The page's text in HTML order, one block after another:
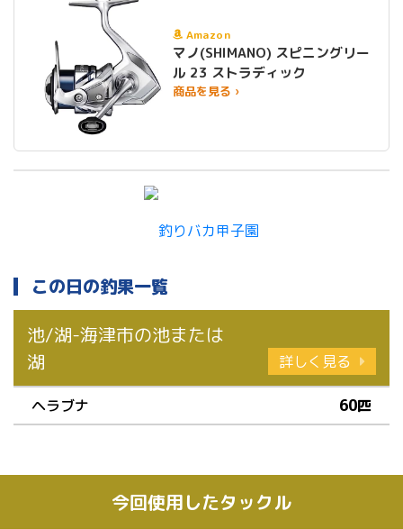
Amazon
マノ(SHIMANO) スピニングリー
ル 23 ストラディック
商品を見る ›
この日の釣果一覧
池/湖-海津市の池または
湖
詳しく見る
ヘラブナ 60匹
今回使用したタックル